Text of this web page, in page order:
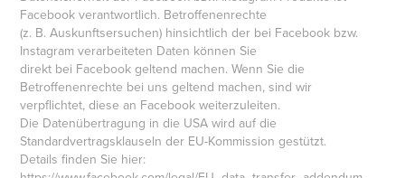
Facebook verantwortlich. Betroffenenrechte
(z. B. Auskunftsersuchen) hinsichtlich der bei Facebook bzw.
Instagram verarbeiteten Daten können Sie
direkt bei Facebook geltend machen. Wenn Sie die
Betroffenenrechte bei uns geltend machen, sind wir
verpflichtet, diese an Facebook weiterzuleiten.
Die Datenübertragung in die USA wird auf die
Standardvertragsklauseln der EU-Kommission gestützt.
Details finden Sie hier: